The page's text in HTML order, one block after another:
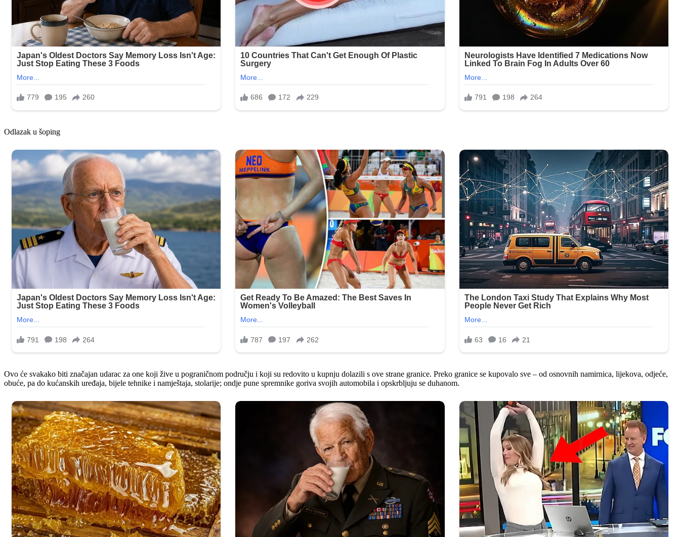
Odlazak u šoping
Ovo će svakako biti značajan udarac za one koji žive u pograničnom području i koji su redovito u kupnju dolazili s ove strane granice. Preko granice se kupovalo sve – od osnovnih namirnica, lijekova, odjeće,
obuće, pa do kućanskih uređaja, bijele tehnike i namještaja, stolarije; ondje pune spremnike goriva svojih automobila i opskrbljuju se duhanom.